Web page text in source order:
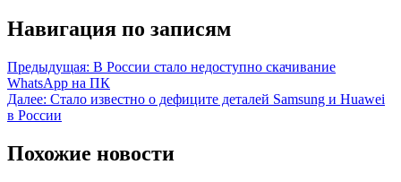
Навигация по записям
Предыдущая: В России стало недоступно скачивание
WhatsApp на ПК
Далее: Стало известно о дефиците деталей Samsung и Huawei
в России
Похожие новости